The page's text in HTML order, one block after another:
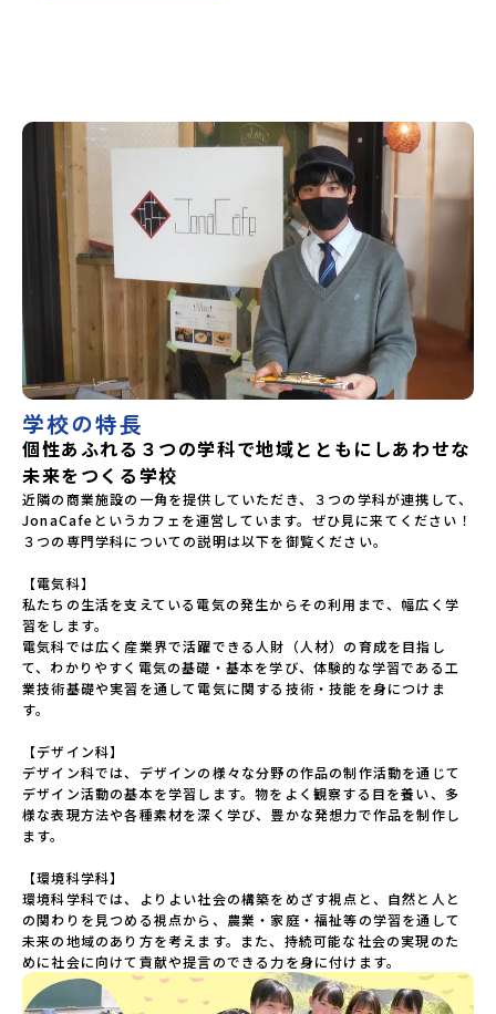
↓https://www.instagram.com/t.jonanfhj/個別相談をご
希望の際には、申込後に日時の調整をさせていただきます。
お気軽に申し込みください！あなたの疑問を解決する
「JONANとつながるオンライン説明会」へぜひご参加くださ
い！
学校の特長
個性あふれる３つの学科で地域とともにしあわせな
未来をつくる学校
近隣の商業施設の一角を提供していただき、３つの学科が連携して、
JonaCafeというカフェを運営しています。ぜひ見に来てください！
３つの専門学科についての説明は以下を御覧ください。
【電気科】
私たちの生活を支えている電気の発生からその利用まで、幅広く学
習をします。
電気科では広く産業界で活躍できる人財（人材）の育成を目指し
て、わかりやすく電気の基礎・基本を学び、体験的な学習である工
業技術基礎や実習を通して電気に関する技術・技能を身につけま
す。
【デザイン科】
デザイン科では、デザインの様々な分野の作品の制作活動を通じて
デザイン活動の基本を学習します。物をよく観察する目を養い、多
様な表現方法や各種素材を深く学び、豊かな発想力で作品を制作し
ます。
【環境科学科】
環境科学科では、よりよい社会の構築をめざす視点と、自然と人と
の関わりを見つめる視点から、農業・家庭・福祉等の学習を通して
未来の地域のあり方を考えます。また、持続可能な社会の実現のた
めに社会に向けて貢献や提言のできる力を身に付けます。